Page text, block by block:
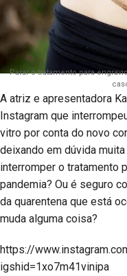
Parar o tratamento para
A atriz e apresentadora
Instagram que
vitro por conta do novo
deixando em dúvida
interromper o tratamento
pandemia? Ou é seguro
da quarentena que está
muda alguma coisa?
https://
igshid=1xo7m41vinipa